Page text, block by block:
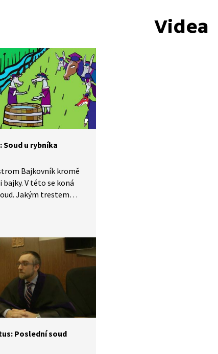
Videa
Soud u rybníka
Bajkovník kromě
V této se koná
Jakým trestem
vzít ponaučení?
tlumočena
jazyka.
Poslední soud